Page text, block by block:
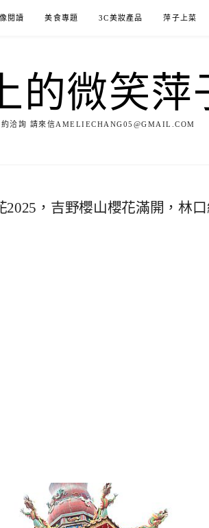
閱讀 美食專題 3C美妝產品 萍子上菜
的微笑
約洽詢 請來信AMELIECHANG05@GMAIL.COM
2025，吉野櫻山櫻花滿開，林口